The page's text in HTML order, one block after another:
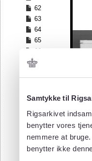
Samtykke til
Rigsarkivet
benytter vores
nemmere at
benytter ikke
62
63
64
65
66
67
72
73
74
75